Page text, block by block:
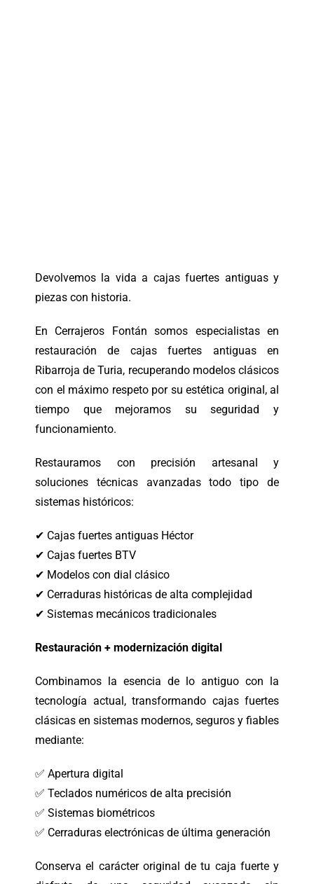
Devolvemos la vida a cajas fuertes antiguas y
piezas con historia.
En Cerrajeros Fontán somos especialistas en
restauración de cajas fuertes antiguas en
Ribarroja de Turia, recuperando modelos clásicos
con el máximo respeto por su estética original, al
tiempo que mejoramos su seguridad y
funcionamiento.
Restauramos con precisión artesanal y
soluciones técnicas avanzadas todo tipo de
sistemas históricos:
✔ Cajas fuertes antiguas Héctor
✔ Cajas fuertes BTV
✔ Modelos con dial clásico
✔ Cerraduras históricas de alta complejidad
✔ Sistemas mecánicos tradicionales
Restauración + modernización digital
Combinamos la esencia de lo antiguo con la
tecnología actual, transformando cajas fuertes
clásicas en sistemas modernos, seguros y fiables
mediante:
✅ Apertura digital
✅ Teclados numéricos de alta precisión
✅ Sistemas biométricos
✅ Cerraduras electrónicas de última generación
Conserva el carácter original de tu caja fuerte y